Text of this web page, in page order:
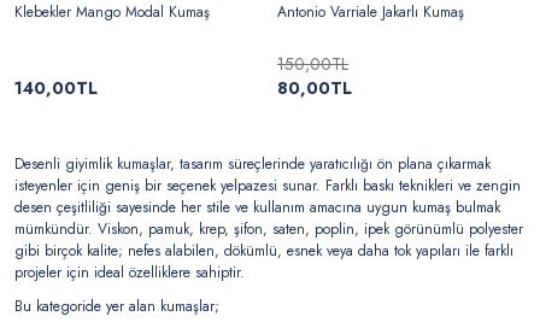
Klebekler Mango Modal Kumaş
140,00TL
Antonio Varriale Jakarlı Kumaş
150,00TL
80,00TL
Desenli giyimlik kumaşlar, tasarım süreçlerinde yaratıcılığı ön plana çıkarmak
isteyenler için geniş bir seçenek yelpazesi sunar. Farklı baskı teknikleri ve zengin
desen çeşitliliği sayesinde her stile ve kullanım amacına uygun kumaş bulmak
mümkündür. Viskon, pamuk, krep, şifon, saten, poplin, ipek görünümlü polyester
gibi birçok kalite; nefes alabilen, dökümlü, esnek veya daha tok yapıları ile farklı
projeler için ideal özelliklere sahiptir.
Bu kategoride yer alan kumaşlar;